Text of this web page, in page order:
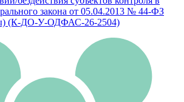
закона от 05.04.2013 № 44-ФЗ
(К-ДО-У-ОДФАС-26-2504)